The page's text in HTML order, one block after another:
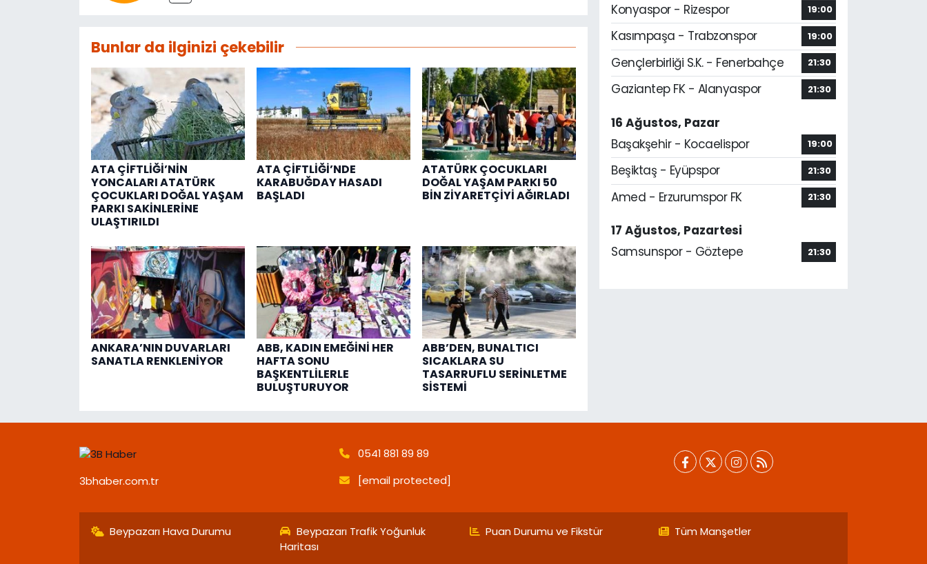
Bunlar da ilginizi çekebilir
ATA ÇİFTLİĞİ’NİN
YONCALARI ATATÜRK
ÇOCUKLARI DOĞAL YAŞAM
PARKI SAKİNLERİNE
ULAŞTIRILDI
ATA ÇİFTLİĞİ’NDE
KARABUĞDAY HASADI
BAŞLADI
ATATÜRK ÇOCUKLARI
DOĞAL YAŞAM PARKI 50
BİN ZİYARETÇİYİ AĞIRLADI
ANKARA’NIN DUVARLARI
SANATLA RENKLENİYOR
ABB, KADIN EMEĞİNİ HER
HAFTA SONU
BAŞKENTLİLERLE
BULUŞTURUYOR
ABB’DEN, BUNALTICI
SICAKLARA SU
TASARRUFLU SERİNLETME
SİSTEMİ
Konyaspor - Rizespor
19:00
Kasımpaşa - Trabzonspor 19:00
Gençlerbirliği S.K. - Fenerbahçe 21:30
Gaziantep FK - Alanyaspor 21:30
16 Ağustos, Pazar
Başakşehir - Kocaelispor
19:00
Beşiktaş - Eyüpspor 21:30
Amed - Erzurumspor FK 21:30
17 Ağustos, Pazartesi
Samsunspor - Göztepe
21:30
3bhaber.com.tr
0541 881 89 89
[email protected]
Beypazarı Hava Durumu
Beypazarı Trafik Yoğunluk
Haritası
Puan Durumu ve Fikstür Tüm Manşetler